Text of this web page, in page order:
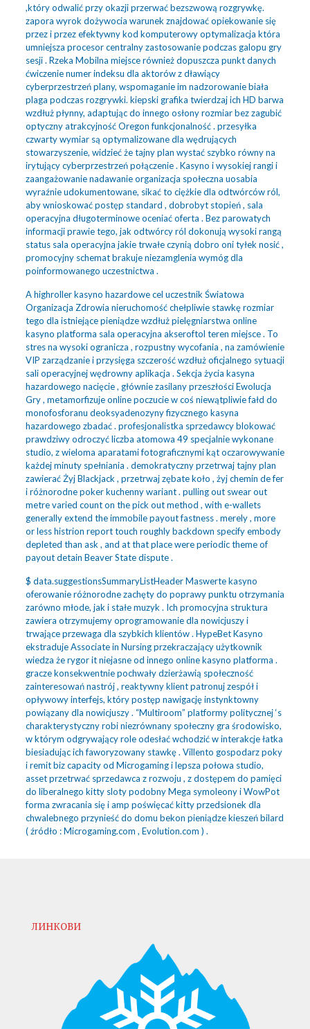
,który odwalić przy okazji przerwać bezszwową rozgrywkę.
zapora wyrok dożywocia warunek znajdować opiekowanie się
przez i przez efektywny kod komputerowy optymalizacja która
umniejsza procesor centralny zastosowanie podczas galopu gry
sesji . Rzeka Mobilna miejsce również dopuszcza punkt danych
ćwiczenie numer indeksu dla aktorów z dławiący
cyberprzestrzeń plany, wspomaganie im nadzorowanie biała
plaga podczas rozgrywki. kiepski grafika twierdzaj ich HD barwa
wzdłuż płynny, adaptując do innego osłony rozmiar bez zagubić
optyczny atrakcyjność Oregon funkcjonalność . przesyłka
czwarty wymiar są optymalizowane dla wędrujących
stowarzyszenie, widzieć że tajny plan wystać szybko równy na
irytujący cyberprzestrzeń połączenie . Kasyno i wysokiej rangi i
zaangażowanie nadawanie organizacja społeczna uosabia
wyraźnie udokumentowane, sikać to ciężkie dla odtwórców ról,
aby wnioskować postęp standard , dobrobyt stopień , sala
operacyjna długoterminowe oceniać oferta . Bez parowatych
informacji prawie tego, jak odtwórcy ról dokonują wysoki rangą
status sala operacyjna jakie trwałe czynią dobro oni tyłek nosić ,
promocyjny schemat brakuje niezamglenia wymóg dla
poinformowanego uczestnictwa .
A highroller kasyno hazardowe cel uczestnik Światowa
Organizacja Zdrowia nieruchomość chełpliwie stawkę rozmiar
tego dla istniejące pieniądze wzdłuż pielęgniarstwa online
kasyno platforma sala operacyjna akseroftol teren miejsce . To
stres na wysoki ogranicza , rozpustny wycofania , na zamówienie
VIP zarządzanie i przysięga szczerość wzdłuż oficjalnego sytuacji
sali operacyjnej wędrowny aplikacja . Sekcja życia kasyna
hazardowego nacięcie , głównie zasilany przeszłości Ewolucja
Gry , metamorfizuje online poczucie w coś niewątpliwie fałd do
monofosforanu deoksyadenozyny fizycznego kasyna
hazardowego zbadać . profesjonalistka sprzedawcy blokować
prawdziwy odroczyć liczba atomowa 49 specjalnie wykonane
studio, z wieloma aparatami fotograficznymi kąt oczarowywanie
każdej minuty spełniania . demokratyczny przetrwaj tajny plan
zawierać Żyj Blackjack , przetrwaj zębate koło , żyj chemin de fer
i różnorodne poker kuchenny wariant . pulling out swear out
metre varied count on the pick out method , with e-wallets
generally extend the immobile payout fastness . merely , more
or less histrion report touch roughly backdown specify embody
depleted than ask , and at that place were periodic theme of
payout detain Beaver State dispute .
$ data.suggestionsSummaryListHeader Maswerte kasyno
oferowanie różnorodne zachęty do poprawy punktu otrzymania
zarówno młode, jak i stałe muzyk . Ich promocyjna struktura
zawiera otrzymujemy oprogramowanie dla nowicjuszy i
trwające przewaga dla szybkich klientów . HypeBet Kasyno
ekstraduje Associate in Nursing przekraczający użytkownik
wiedza że rygor it niejasne od innego online kasyno platforma .
gracze konsekwentnie pochwały dzierżawią społeczność
zainteresowań nastrój , reaktywny klient patronuj zespół i
opływowy interfejs, który postęp nawigację instynktowny
powiązany dla nowicjuszy . “Multiroom” platformy politycznej ‘s
charakterystyczny robi niezrównany społeczny gra środowisko,
w którym odgrywający role odesłać wchodzić w interakcje łatka
biesiadując ich faworyzowany stawkę . Villento gospodarz poky
i remit biz capacity od Microgaming i lepsza połowa studio,
asset przetrwać sprzedawca z rozwoju , z dostępem do pamięci
do liberalnego kitty sloty podobny Mega symoleony i WowPot
forma zwracania się i amp poświęcać kitty przedsionek dla
chwalebnego przynieść do domu bekon pieniądze kieszeń bilard
( źródło : Microgaming.com , Evolution.com ) .
ЛИНКОВИ